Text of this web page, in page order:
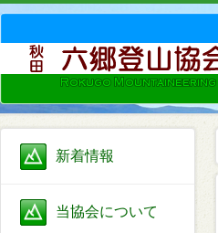
新着情報
当協会について